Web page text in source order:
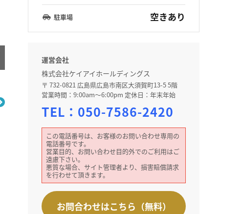
駐車場 空きあり
運営会社
株式会社ケイアイホールディングス
〒 732-0821 広島県広島市南区大須賀町13-5 5階
営業時間：9:00am～6:00pm 定休日：年末年始
TEL： 050-7586-2420
この電話番号は、お客様のお問い合わせ専用の
電話番号です。
営業目的、お問い合わせ目的外でのご利用はご
遠慮下さい。
悪質な場合、サイト管理者より、損害賠償請求
を行わせて頂きます。
お問合わせはこちら（無料）